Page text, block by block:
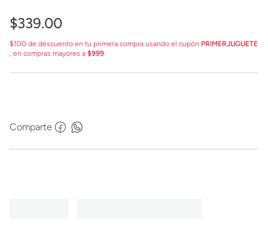
$339.00
$100 de descuento en tu primera compra usando el cupón PRIMERJUGUETE
, en compras mayores a $999.
Comparte